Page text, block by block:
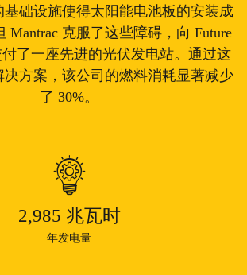
础设施使得太阳能电池板的安装成
Mantrac 克服了这些障碍，向 Future
付了一座先进的光伏发电站。通过这
方案，该公司的燃料消耗显著减少
了 30%。
2,985 兆瓦时
年发电量